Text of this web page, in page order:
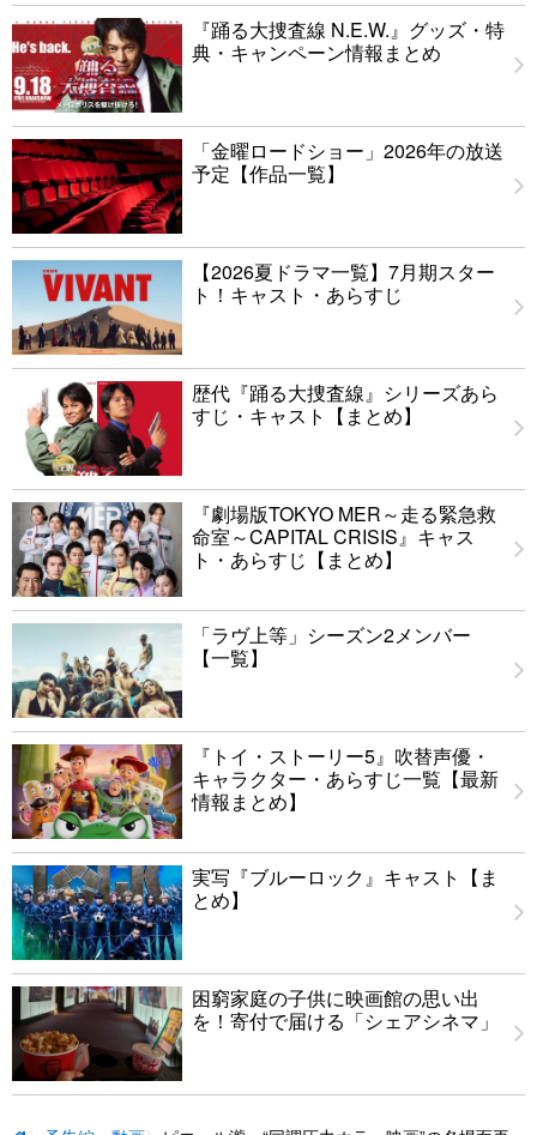
『踊る大捜査線 N.E.W.』グッズ・特
典・キャンペーン情報まとめ
「金曜ロードショー」2026年の放送
予定【作品一覧】
【2026夏ドラマ一覧】7月期スター
ト！キャスト・あらすじ
歴代『踊る大捜査線』シリーズあら
すじ・キャスト【まとめ】
『劇場版TOKYO MER～走る緊急救
命室～CAPITAL CRISIS』キャス
ト・あらすじ【まとめ】
「ラヴ上等」シーズン2メンバー
【一覧】
『トイ・ストーリー5』吹替声優・
キャラクター・あらすじ一覧【最新
情報まとめ】
実写『ブルーロック』キャスト【ま
とめ】
困窮家庭の子供に映画館の思い出
を！寄付で届ける「シェアシネマ」